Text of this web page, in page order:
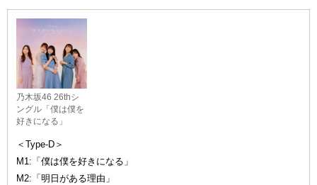
乃木坂46 26thシ
ングル「僕は僕を
好きになる」
＜Type-D＞
M1:「僕は僕を好きになる」
M2:「明日がある理由」